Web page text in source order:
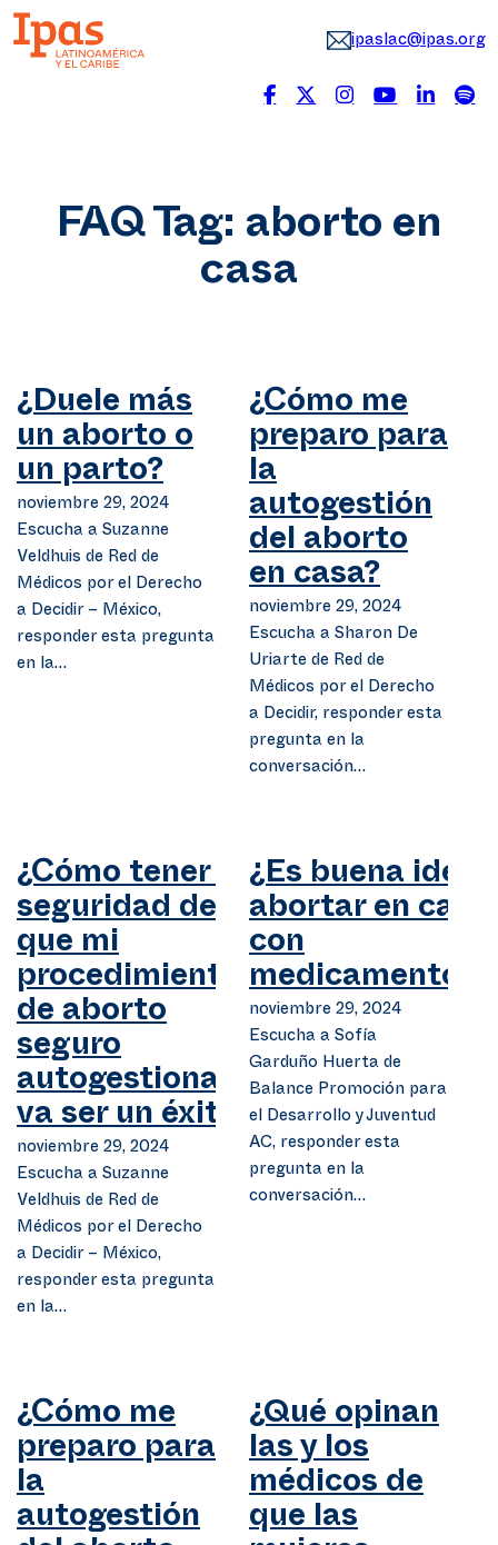
ipaslac@ipas.org
FAQ Tag: aborto en
casa
¿Duele más
un aborto o
un parto?
noviembre 29, 2024
Escucha a Suzanne
Veldhuis de Red de
Médicos por el Derecho
a Decidir – México,
responder esta pregunta
en la…
¿Cómo me
preparo para
la
autogestión
del aborto
en casa?
noviembre 29, 2024
Escucha a Sharon De
Uriarte de Red de
Médicos por el Derecho
a Decidir, responder esta
pregunta en la
conversación…
¿Cómo tener la
seguridad de
que mi
procedimiento
de aborto
seguro
autogestionado
va ser un éxito?
noviembre 29, 2024
Escucha a Suzanne
Veldhuis de Red de
Médicos por el Derecho
a Decidir – México,
responder esta pregunta
en la…
¿Es buena idea
abortar en casa
con
medicamentos?
noviembre 29, 2024
Escucha a Sofía
Garduño Huerta de
Balance Promoción para
el Desarrollo y Juventud
AC, responder esta
pregunta en la
conversación…
¿Cómo me
preparo para
la
autogestión
¿Qué opinan
las y los
médicos de
que las